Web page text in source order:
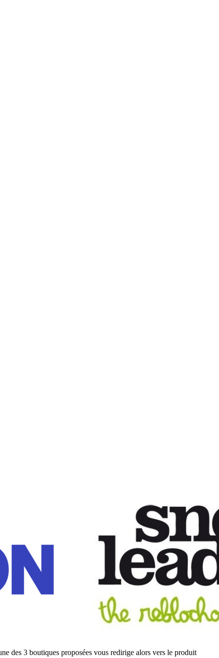
des 3 boutiques proposées vous redirige alors vers le produit